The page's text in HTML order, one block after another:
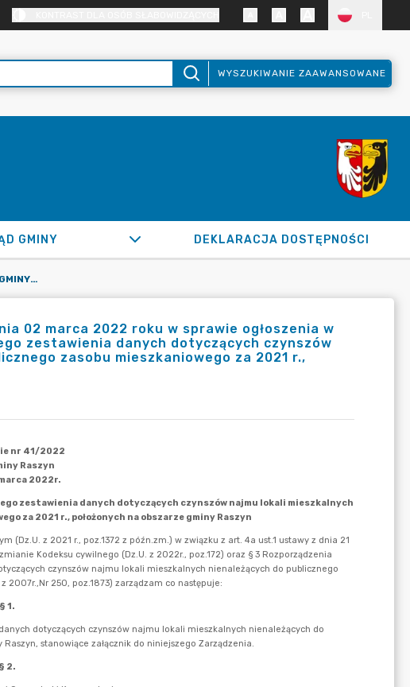
WYSZUKIWANIE ZAAWANSOWANE
GMINY DEKLARACJA DOSTĘPNOŚCI
ZARZĄDZENIE NR 41/2022 WÓJTA GMINY RASZYN Z DNIA 02 MARCA 2022 ROKU W SPRAWIE OGŁOSZENIA W DZIENNIKU URZĘDOWYM WOJEWÓDZTWA MAZOWIECKIEGO ZESTAWIENIA DANYCH DOTYCZĄCYCH CZYNSZÓW NAJMU LOKALI MIESZKALNYCH NIENALEŻĄCYCH DO PUBLICZNEGO ZASOBU MIESZKANIOWEGO ZA 2021 R., POŁOŻONYCH NA OBSZARZE GMINY RASZYN
02 marca 2022 roku w sprawie ogłoszenia w
zestawienia danych dotyczących czynszów
zasobu mieszkaniowego za 2021 r.,